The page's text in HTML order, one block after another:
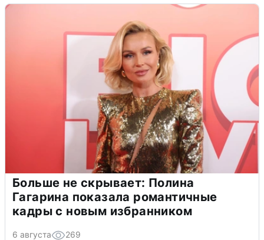
Больше не скрывает: Полина
Гагарина показала романтичные
кадры с новым избранником
6 августа 269